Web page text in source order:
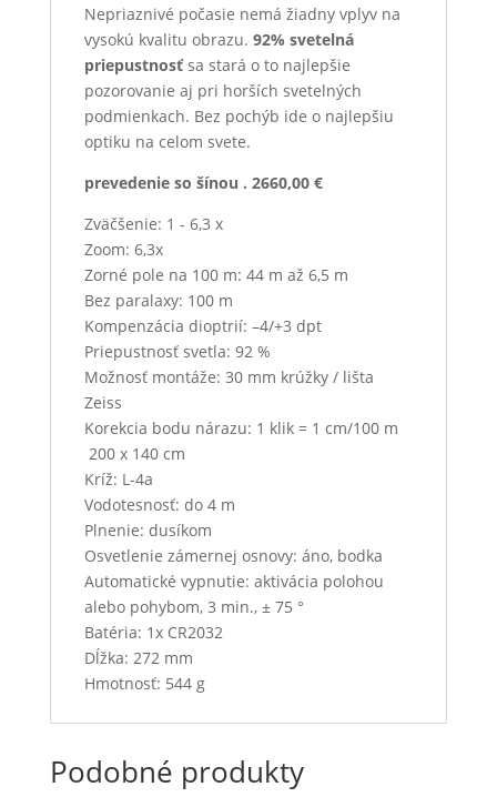
Nepriaznivé počasie nemá žiadny vplyv na
vysokú kvalitu obrazu. 92% svetelná
priepustnosťsa stará o to najlepšie
pozorovanie aj pri horších svetelných
podmienkach. Bez pochýb ide o najlepšiu
optiku na celom svete.
prevedenie so šínou . 2660,00 €
Zväčšenie: 1 - 6,3 x
Zoom: 6,3x
Zorné pole na 100 m: 44 m až 6,5 m
Bez paralaxy: 100 m
Kompenzácia dioptrií: –4/+3 dpt
Priepustnosť svetla: 92 %
Možnosť montáže: 30 mm krúžky / lišta
Zeiss
Korekcia bodu nárazu: 1 klik = 1 cm/100 m
200 x 140 cm
Kríž: L-4a
Vodotesnosť: do 4 m
Plnenie: dusíkom
Osvetlenie zámernej osnovy: áno, bodka
Automatické vypnutie: aktivácia polohou
alebo pohybom, 3 min., ± 75 °
Batéria: 1x CR2032
Dĺžka: 272 mm
Hmotnosť: 544 g
Podobné produkty